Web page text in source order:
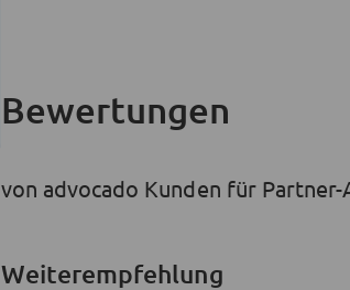
Bewertungen
von advocado Kunden für Partner-
Weiterempfehlung